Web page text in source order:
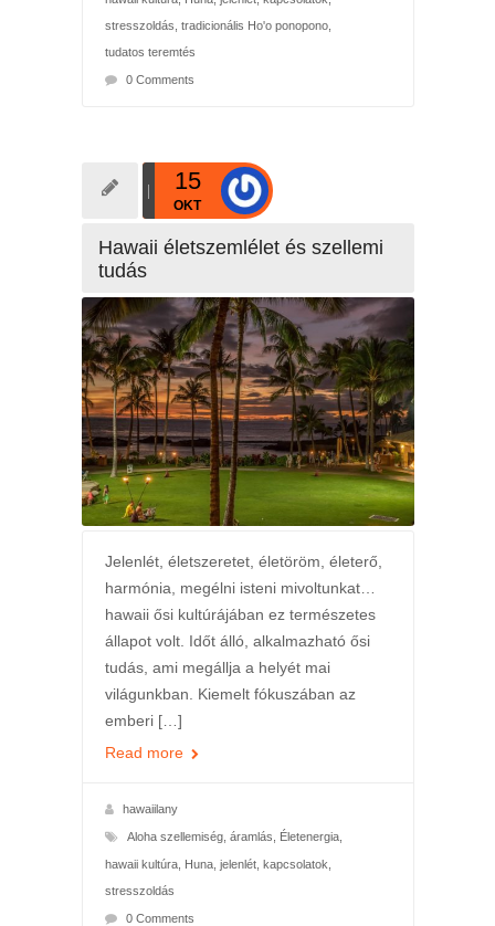
stresszoldás tradicionális Ho'o ponopono,
tudatos teremtés
0 Comments
15
OKT
Hawaii életszemlélet és szellemi
tudás
Jelenlét, életszeretet, életöröm, életerő,
harmónia, megélni isteni mivoltunkat…
hawaii ősi kultúrájában ez természetes
állapot volt. Időt álló, alkalmazható ősi
tudás, ami megállja a helyét mai
világunkban. Kiemelt fókuszában az
emberi […]
Read more
hawaiilany
Aloha szellemiség, áramlás Életenergia,
hawaii kultúra, Huna, jelenlét, kapcsolatok
stresszoldás
0 Comments